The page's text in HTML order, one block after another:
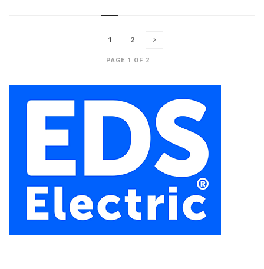
PAGE 1 OF 2
1 2